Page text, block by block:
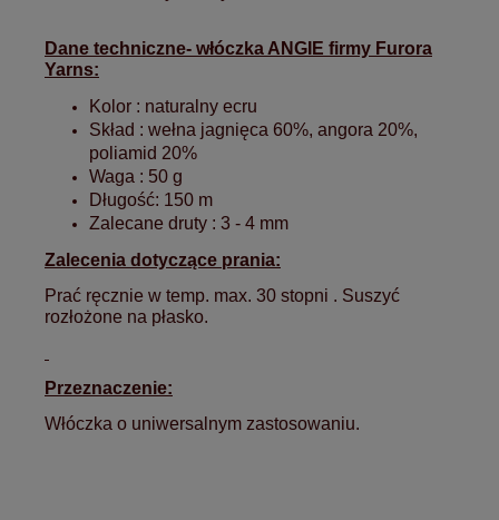
Dane techniczne- włóczka ANGIE firmy Furora
Yarns:
Kolor : naturalny ecru
Skład : wełna jagnięca 60%, angora 20%,
poliamid 20%
Waga : 50 g
Długość: 150 m
Zalecane druty : 3 - 4 mm
Zalecenia dotyczące prania:
Prać ręcznie w temp. max. 30 stopni . Suszyć
rozłożone na płasko.
Przeznaczenie:
Włóczka o uniwersalnym zastosowaniu.